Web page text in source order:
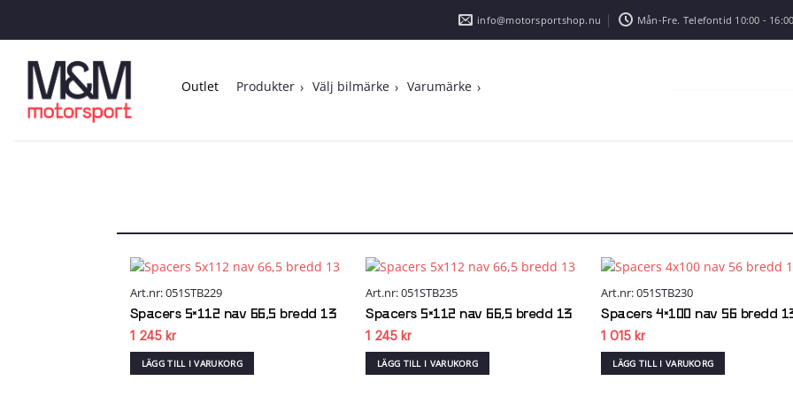
info@motorsportshop.nu Mån-Fre. Telefontid 10:00 -
Outlet Produkter Välj bilmärke Varumärke
wishlist
Art.nr: 051STB229
Spacers 5×112 nav 66,5 bredd 13
1 245 kr
LÄGG TILL I VARUKORG
wishlist
Art.nr: 051STB235
Spacers 5×112 nav 66,5 bredd 13
1 245 kr
LÄGG TILL I VARUKORG
Art.nr: 051STB230
Spacers 4×100 nav 56 bredd
1 015 kr
LÄGG TILL I VARUKORG